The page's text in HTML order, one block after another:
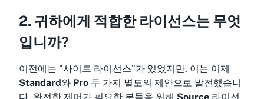
2. 귀하에게 적합한 라이선스는 무엇
입니까?
이전에는 "사이트 라이선스"가 있었지만, 이는 이제
Standard와 Pro 두 가지 별도의 제안으로 발전했습니